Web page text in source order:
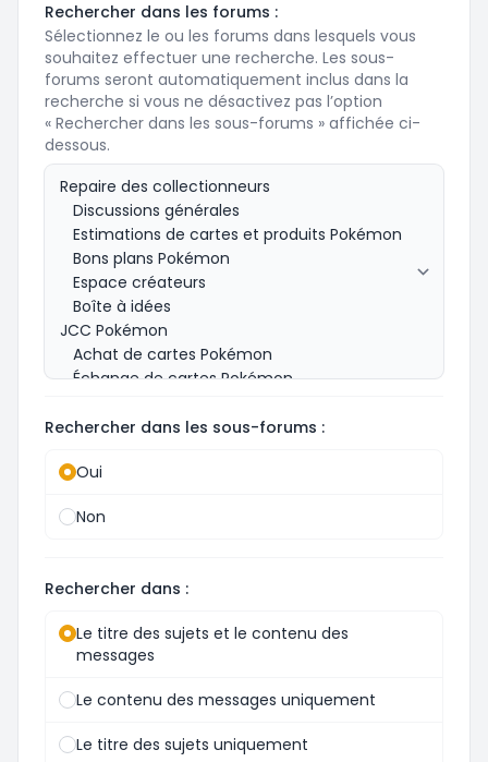
Rechercher dans les forums :
Sélectionnez le ou les forums dans lesquels vous
souhaitez effectuer une recherche. Les sous-
forums seront automatiquement inclus dans la
recherche si vous ne désactivez pas l’option
« Rechercher dans les sous-forums » affichée ci-
dessous.
Rechercher dans les sous-forums :
Oui
Non
Rechercher dans :
Le titre des sujets et le contenu des
messages
Le contenu des messages uniquement
Le titre des sujets uniquement